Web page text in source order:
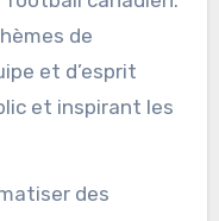
incluent
joueurs, des
en avant les
canadien.